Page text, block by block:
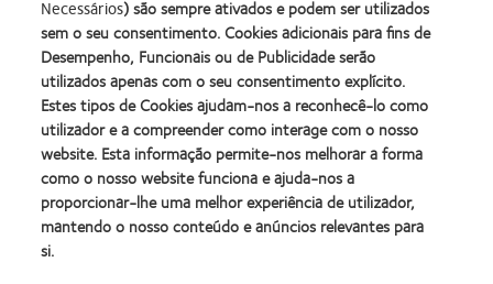
Raio de Curvatura
8.7
Diâmetro
14.2
Potência esférica
De +6.00D e -10.00D
(passos de 0.50D a partir de -
Uso
Diário
Necessários) são sempre ativados e podem ser utilizados
sem o seu consentimento. Cookies adicionais para fins de
Desempenho, Funcionais ou de Publicidade serão
utilizados apenas com o seu consentimento explícito.
Estes tipos de Cookies ajudam-nos a reconhecê-lo como
utilizador e a compreender como interage com o nosso
website. Esta informação permite-nos melhorar a forma
como o nosso website funciona e ajuda-nos a
proporcionar-lhe uma melhor experiência de utilizador,
mantendo o nosso conteúdo e anúncios relevantes para
si.